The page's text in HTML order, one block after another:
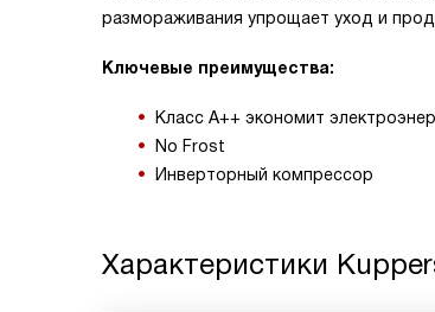
размораживания упрощает уход и
Ключевые преимущества:
Класс A++ экономит
No Frost
Инверторный компрессор
Характеристики